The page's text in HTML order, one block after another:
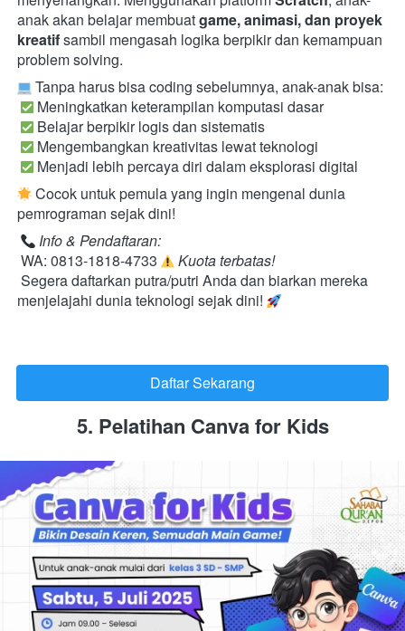
anak akan belajar membuat game, animasi, dan proyek
kreatif sambil mengasah logika berpikir dan kemampuan
problem solving.
Tanpa harus bisa coding sebelumnya, anak-anak bisa:
Meningkatkan keterampilan komputasi dasar
Belajar berpikir logis dan sistematis
Mengembangkan kreativitas lewat teknologi
Menjadi lebih percaya diri dalam eksplorasi digital
Cocok untuk pemula yang ingin mengenal dunia
pemrograman sejak dini!
Info & Pendaftaran:
WA: 0813-1818-4733
Kuota terbatas!
menjelajahi dunia teknologi sejak dini!
`Daftar Sekarang
5. Pelatihan Canva for Kids